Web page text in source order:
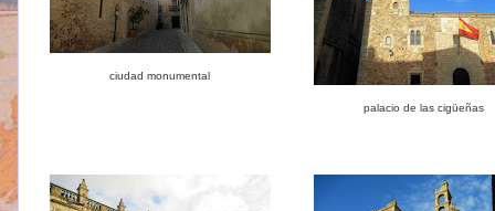
ciudad monumental
palacio de las cigüeñas